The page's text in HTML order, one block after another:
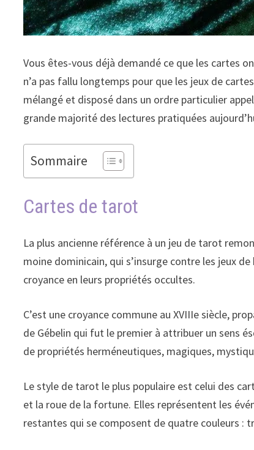
Vous êtes-vous déjà demandé ce que les cartes
n’a pas fallu longtemps pour que les jeux de
mélangé et disposé dans un ordre particulier
grande majorité des lectures pratiquées
Sommaire
Cartes de tarot
La plus ancienne référence à un jeu de tarot
moine dominicain, qui s’insurge contre les jeux
croyance en leurs propriétés occultes.
C’est une croyance commune au XVIIIe siècle,
de Gébelin qui fut le premier à attribuer un sens
de propriétés herméneutiques, magiques,
Le style de tarot le plus populaire est celui des
et la roue de la fortune. Elles représentent les
restantes qui se composent de quatre couleurs :